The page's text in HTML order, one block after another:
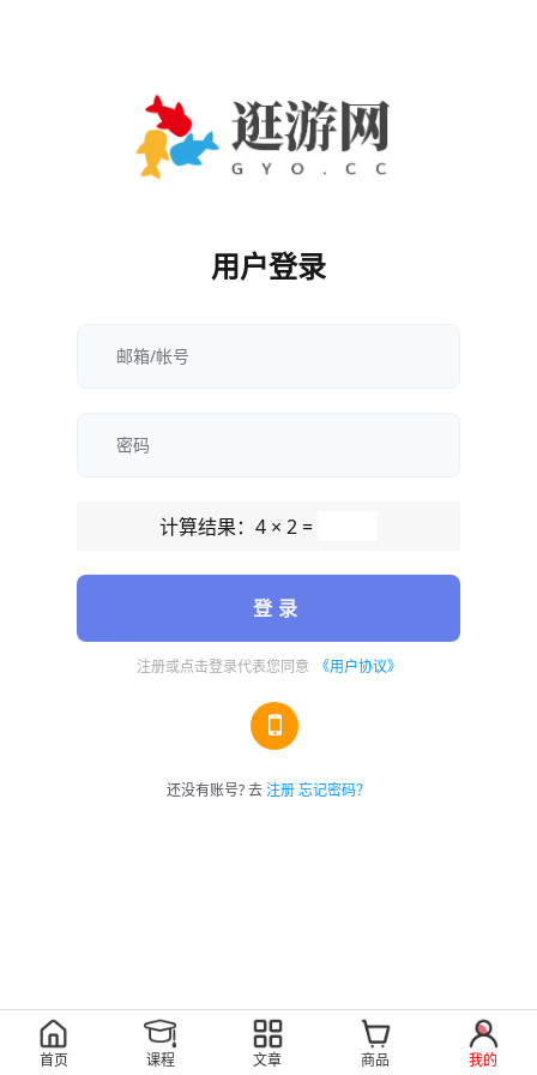
用户登录
计算结果：4 × 2 =
登 录
注册或点击登录代表您同意 《用户协议》
还没有账号? 去注册忘记密码？
首页 课程 文章 商品 我的